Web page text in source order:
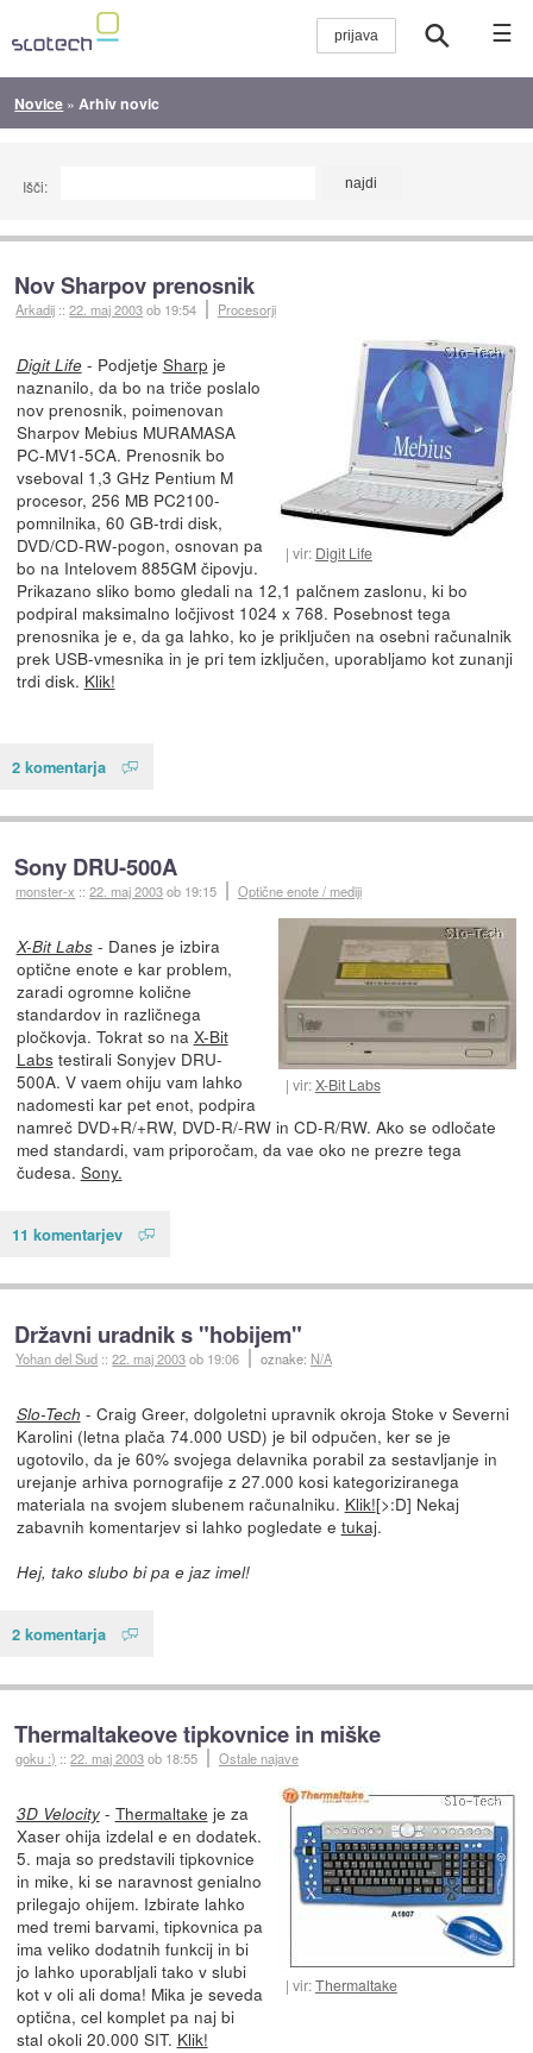
☰
Novice » Arhiv novic
Išči:
Nov Sharpov prenosnik
Arkadij ::22. maj 2003ob 19:54 Procesorji
vir: Digit Life
Digit Life- Podjetje Sharp je
naznanilo, da bo na triče poslalo
nov prenosnik, poimenovan
Sharpov Mebius MURAMASA
PC-MV1-5CA. Prenosnik bo
vseboval 1,3 GHz Pentium M
procesor, 256 MB PC2100-
pomnilnika, 60 GB-trdi disk,
DVD/CD-RW-pogon, osnovan pa
bo na Intelovem 885GM čipovju.
Prikazano sliko bomo gledali na 12,1 palčnem zaslonu, ki bo
podpiral maksimalno ločjivost 1024 x 768. Posebnost tega
prenosnika je e, da ga lahko, ko je priključen na osebni računalnik
prek USB-vmesnika in je pri tem izključen, uporabljamo kot zunanji
trdi disk. Klik!
2 komentarja
Sony DRU-500A
monster-x ::22. maj 2003ob 19:15 Optične enote / mediji
vir:X-Bit Labs
X-Bit Labs- Danes je izbira
optične enote e kar problem,
zaradi ogromne količne
standardov in različnega
pločkovja. Tokrat so na X-Bit
Labstestirali Sonyjev DRU-
500A. V vaem ohiju vam lahko
nadomesti kar pet enot, podpira
namreč DVD+R/+RW, DVD-R/-RW in CD-R/RW. Ako se odločate
med standardi, vam priporočam, da vae oko ne prezre tega
čudesa. Sony.
11 komentarjev
Državni uradnik s "hobijem"
Yohan del Sud ::22. maj 2003ob 19:06 oznake: N/A
Slo-Tech - Craig Greer, dolgoletni upravnik okroja Stoke v Severni
Karolini (letna plača 74.000 USD) je bil odpučen, ker se je
ugotovilo, da je 60% svojega delavnika porabil za sestavljanje in
urejanje arhiva pornografije z 27.000 kosi kategoriziranega
materiala na svojem slubenem računalniku. Klik![>:D] Nekaj
zabavnih komentarjev si lahko pogledate e tukaj.
Hej, tako slubo bi pa e jaz imel!
2 komentarja
Thermaltakeove tipkovnice in miške
goku :) ::22. maj 2003ob 18:55 Ostale najave
vir:Thermaltake
3D Velocity- Thermaltake je za
Xaser ohija izdelal e en dodatek.
5. maja so predstavili tipkovnice
in mike, ki se naravnost genialno
prilegajo ohijem. Izbirate lahko
med tremi barvami, tipkovnica pa
ima veliko dodatnih funkcij in bi
jo lahko uporabljali tako v slubi
kot v oli ali doma! Mika je seveda
optična, cel komplet pa naj bi
stal okoli 20.000 SIT. Klik!